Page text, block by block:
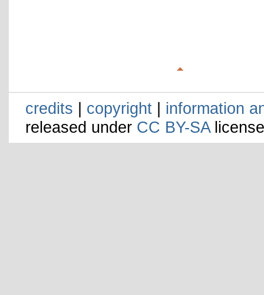
credits | copyright | information
released under CC BY-SA